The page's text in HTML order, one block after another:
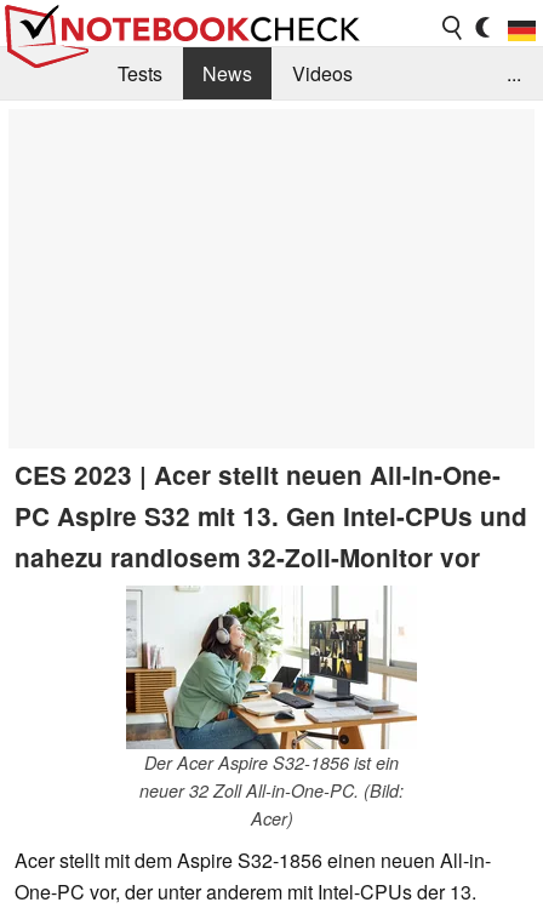
Tests News
Videos
...
CES 2023 | Acer stellt neuen All-in-One-
PC Aspire S32 mit 13. Gen Intel-CPUs und
nahezu randlosem 32-Zoll-Monitor vor
Der Acer Aspire S32-1856 ist ein
neuer 32 Zoll All-in-One-PC. (Bild:
Acer)
Acer stellt mit dem Aspire S32-1856 einen neuen All-in-
One-PC vor, der unter anderem mit Intel-CPUs der 13.